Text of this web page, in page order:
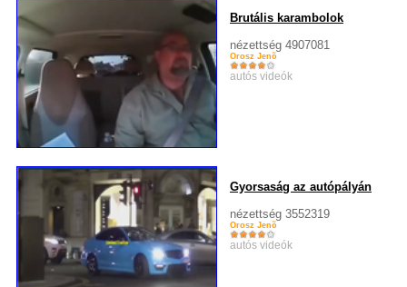
Brutális karambolok
nézettség 4907081
Orosz Jenõ
autós videók
Gyorsaság az autópályán
nézettség 3552319
Orosz Jenõ
autós videók